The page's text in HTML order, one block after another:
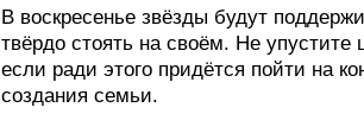
В воскресенье звёзды будут
твёрдо стоять на своём. Не
если ради этого придётся пойти на
создания семьи.